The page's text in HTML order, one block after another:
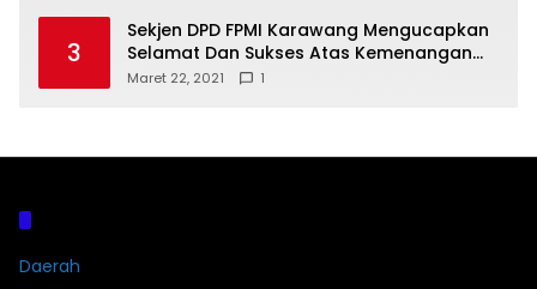
3
Sekjen DPD FPMI Karawang Mengucapkan
Selamat Dan Sukses Atas Kemenangan
Calon Kades Dayeuhluhur H.Sapin
Maret 22, 2021 1
Daerah